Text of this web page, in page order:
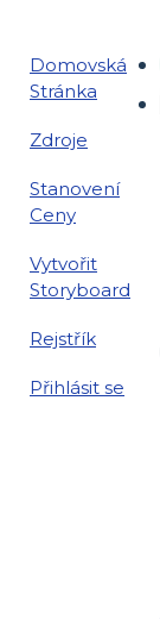
Domovská
Stránka
Zdroje
Stanovení
Ceny
Vytvořit
Storyboard
Rejstřík
Přihlásit se